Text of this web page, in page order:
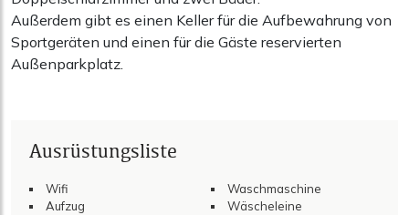
Außerdem gibt es einen Keller für die Aufbewahrung von
Sportgeräten und einen für die Gäste reservierten
Außenparkplatz.
Ausrüstungsliste
Wifi
Aufzug
Waschmaschine
Wäscheleine